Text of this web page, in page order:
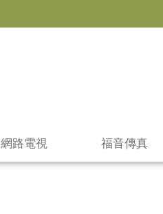
網路電視 福音傳真